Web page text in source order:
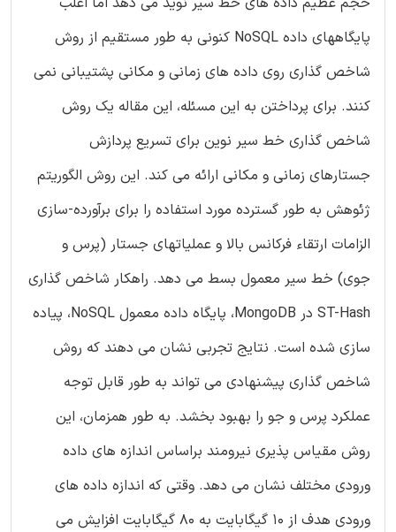
پایگاههای داده NoSQL کنونی به طور مستقیم از روش
شاخص گذاری روی داده های زمانی و مکانی پشتیبانی نمی
کنند. برای پرداختن به این مسئله، این مقاله یک روش
شاخص گذاری خط سیر نوین برای تسریع پردازش
جستارهای زمانی و مکانی ارائه می کند. این روش الگوریتم
ژئوهش به طور گسترده مورد استفاده را برای برآورده-سازی
الزامات ارتقاء فرکانس بالا و عملیاتهای جستار (پرس و
جوی) خط سیر معمول بسط می دهد. راهکار شاخص گذاری
ST-Hash در MongoDB، پایگاه داده معمول NoSQL، پیاده
سازی شده است. نتایج تجربی نشان می دهند که روش
شاخص گذاری پیشنهادی می تواند به طور قابل توجه
عملکرد پرس و جو را بهبود بخشد. به طور همزمان، این
روش مقیاس پذیری نیرومند براساس اندازه های داده
ورودی مختلف نشان می دهد. وقتی که اندازه داده های
ورودی هدف از 10 گیگابایت به 80 گیگابایت افزایش می